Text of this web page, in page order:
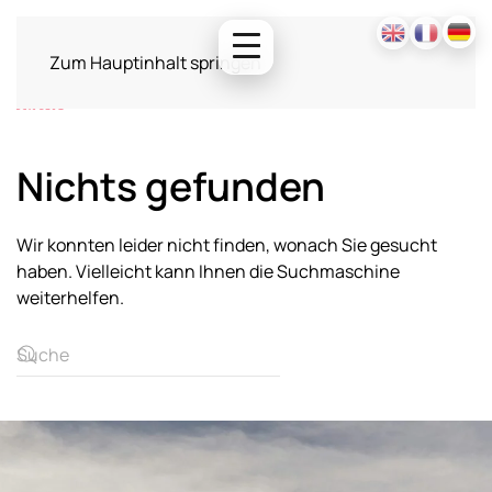
Zum Hauptinhalt springen
Nichts gefunden
Wir konnten leider nicht finden, wonach Sie gesucht
haben. Vielleicht kann Ihnen die Suchmaschine
weiterhelfen.